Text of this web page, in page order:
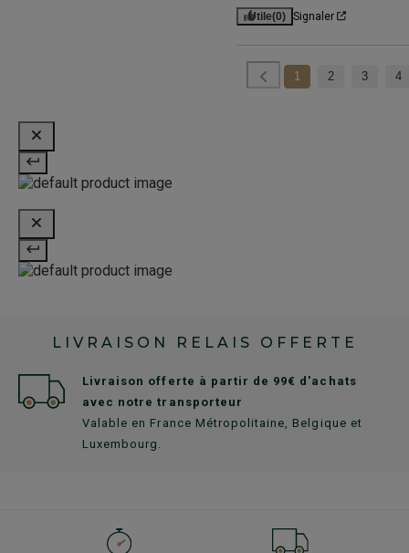
Utile(0) Signaler
1 2 3 4
LIVRAISON RELAIS OFFERTE
Livraison offerte à partir de 99€ d'achats
avec notre transporteur
Valable en France Métropolitaine, Belgique et
Luxembourg.